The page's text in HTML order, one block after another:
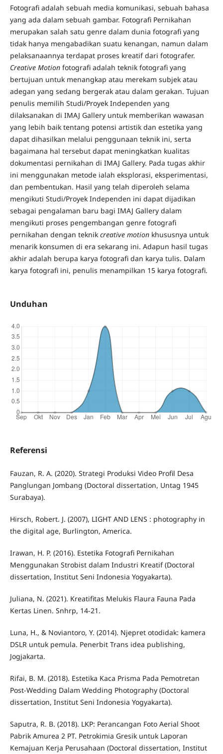
Fotografi adalah sebuah media komunikasi, sebuah bahasa
yang ada dalam sebuah gambar. Fotografi Pernikahan
merupakan salah satu genre dalam dunia fotografi yang
tidak hanya mengabadikan suatu kenangan, namun dalam
pelaksanaannya terdapat proses kreatif dari fotografer.
Creative Motion fotografi adalah teknik fotografi yang
bertujuan untuk menangkap atau merekam subjek atau
adegan yang sedang bergerak atau dalam gerakan. Tujuan
penulis memilih Studi/Proyek Independen yang
dilaksanakan di IMAJ Gallery untuk memberikan wawasan
yang lebih baik tentang potensi artistik dan estetika yang
dapat dihasilkan melalui penggunaan teknik ini, serta
bagaimana hal tersebut dapat meningkatkan kualitas
dokumentasi pernikahan di IMAJ Gallery. Pada tugas akhir
ini menggunakan metode ialah eksplorasi, eksperimentasi,
dan pembentukan. Hasil yang telah diperoleh selama
mengikuti Studi/Proyek Independen ini dapat dijadikan
sebagai pengalaman baru bagi IMAJ Gallery dalam
mengikuti proses pengembangan genre fotografi
pernikahan dengan teknik creative motion khususnya untuk
menarik konsumen di era sekarang ini. Adapun hasil tugas
akhir adalah berupa karya fotografi dan karya tulis. Dalam
karya fotografi ini, penulis menampilkan 15 karya fotografi.
Unduhan
Referensi
Fauzan, R. A. (2020). Strategi Produksi Video Profil Desa
Panglungan Jombang (Doctoral dissertation, Untag 1945
Surabaya).
Hirsch, Robert. J. (2007), LIGHT AND LENS : photography in
the digital age, Burlington, America.
Irawan, H. P. (2016). Estetika Fotografi Pernikahan
Menggunakan Strobist dalam Industri Kreatif (Doctoral
dissertation, Institut Seni Indonesia Yogyakarta).
Juliana, N. (2021). Kreatifitas Melukis Flaura Fauna Pada
Kertas Linen. Snhrp, 14-21.
Luna, H., & Noviantoro, Y. (2014). Njepret otodidak: kamera
DSLR untuk pemula. Penerbit Trans idea publishing,
Jogjakarta.
Rifai, B. M. (2018). Estetika Kaca Prisma Pada Pemotretan
Post-Wedding Dalam Wedding Photography (Doctoral
dissertation, Institut Seni Indonesia Yogyakarta).
Saputra, R. B. (2018). LKP: Perancangan Foto Aerial Shoot
Pabrik Amurea 2 PT. Petrokimia Gresik untuk Laporan
Kemajuan Kerja Perusahaan (Doctoral dissertation, Institut